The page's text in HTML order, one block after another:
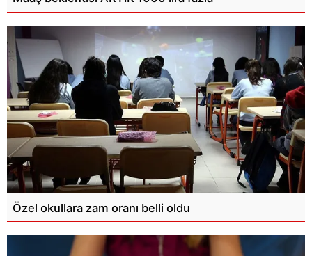
Özel okullara zam oranı belli oldu